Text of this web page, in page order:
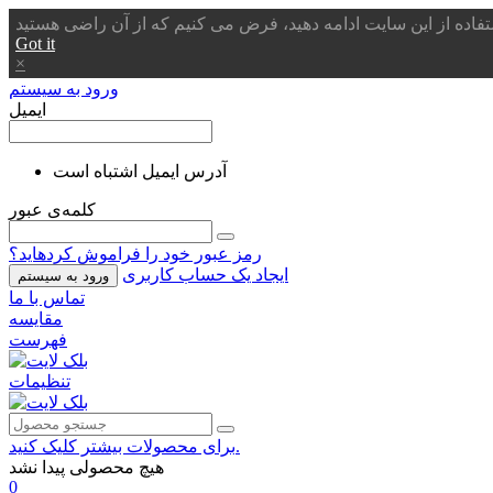
Got it
×
ورود به سیستم
ایمیل
آدرس ایمیل اشتباه است
کلمه‌ی عبور
رمز عبور خود را فراموش کردهاید؟
ورود به سیستم
ایجاد یک حساب کاربری
تماس با ما
مقایسه
فهرست
تنظیمات
برای محصولات بیشتر کلیک کنید.
هیچ محصولی پیدا نشد
0